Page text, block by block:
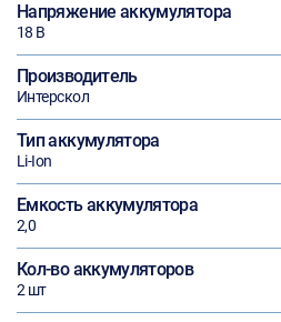
Напряжение аккумулятора
18 В
Производитель
Интерскол
Тип аккумулятора
Li-Ion
Емкость аккумулятора
2,0
Кол-во аккумуляторов
2 шт